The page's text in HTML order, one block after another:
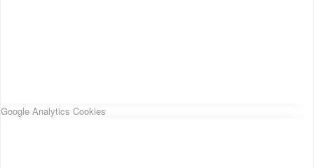
Google Analytics Cookies